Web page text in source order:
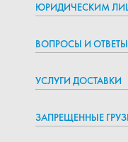
ЮРИДИЧЕСКИМ
ВОПРОСЫ И ОТВЕТЫ
УСЛУГИ ДОСТАВКИ
ЗАПРЕЩЕННЫЕ